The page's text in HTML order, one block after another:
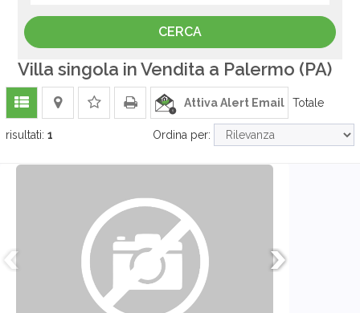
Villa singola in Vendita a Palermo (PA)
Attiva Alert Email Totale
risultati: 1 Ordina per: